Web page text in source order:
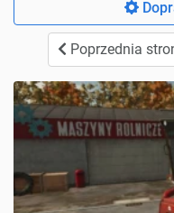
Poprzednia